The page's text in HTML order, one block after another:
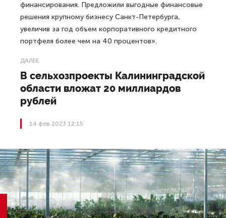
финансирования. Предложили выгодные финансовые
решения крупному бизнесу Санкт-Петербурга,
увеличив за год объем корпоративного кредитного
портфеля более чем на 40 процентов».
ДАЛЕЕ
В сельхозпроекты Калининградской
области вложат 20 миллиардов
рублей
14 фев 2023 12:15